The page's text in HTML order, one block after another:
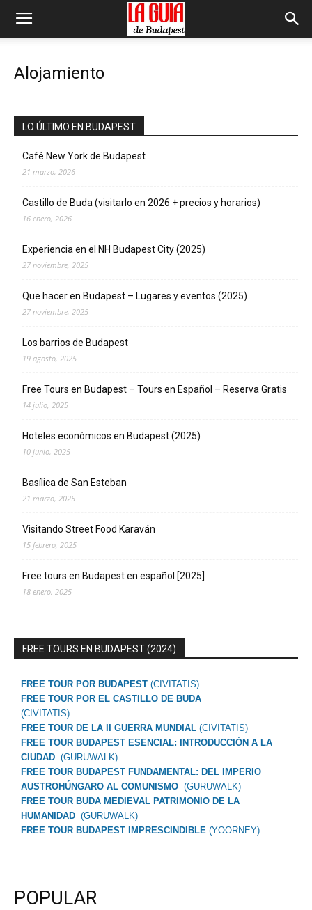
Alojamiento
LO ÚLTIMO EN BUDAPEST
Café New York de Budapest
21 marzo, 2026
Castillo de Buda (visitarlo en 2026 + precios y horarios)
16 enero, 2026
Experiencia en el NH Budapest City (2025)
27 noviembre, 2025
Que hacer en Budapest – Lugares y eventos (2025)
27 noviembre, 2025
Los barrios de Budapest
19 agosto, 2025
Free Tours en Budapest – Tours en Español – Reserva Gratis
14 julio, 2025
Hoteles económicos en Budapest (2025)
10 junio, 2025
Basílica de San Esteban
21 marzo, 2025
Visitando Street Food Karaván
15 febrero, 2025
Free tours en Budapest en español [2025]
18 enero, 2025
FREE TOURS EN BUDAPEST (2024)
FREE TOUR POR BUDAPEST (CIVITATIS)
FREE TOUR POR EL CASTILLO DE BUDA
(CIVITATIS)
FREE TOUR DE LA II GUERRA MUNDIAL (CIVITATIS)
FREE TOUR BUDAPEST ESENCIAL: INTRODUCCIÓN A LA
CIUDAD (GURUWALK)
FREE TOUR BUDAPEST FUNDAMENTAL: DEL IMPERIO
AUSTROHÚNGARO AL COMUNISMO (GURUWALK)
FREE TOUR BUDA MEDIEVAL PATRIMONIO DE LA
HUMANIDAD (GURUWALK)
FREE TOUR BUDAPEST IMPRESCINDIBLE (YOORNEY)
POPULAR